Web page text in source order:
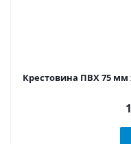
Крестовина ПВХ 75 мм